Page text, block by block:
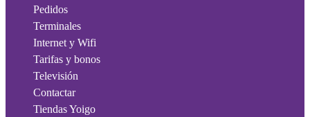
Pedidos
Terminales
Internet y Wifi
Tarifas y bonos
Televisión
Contactar
Tiendas Yoigo